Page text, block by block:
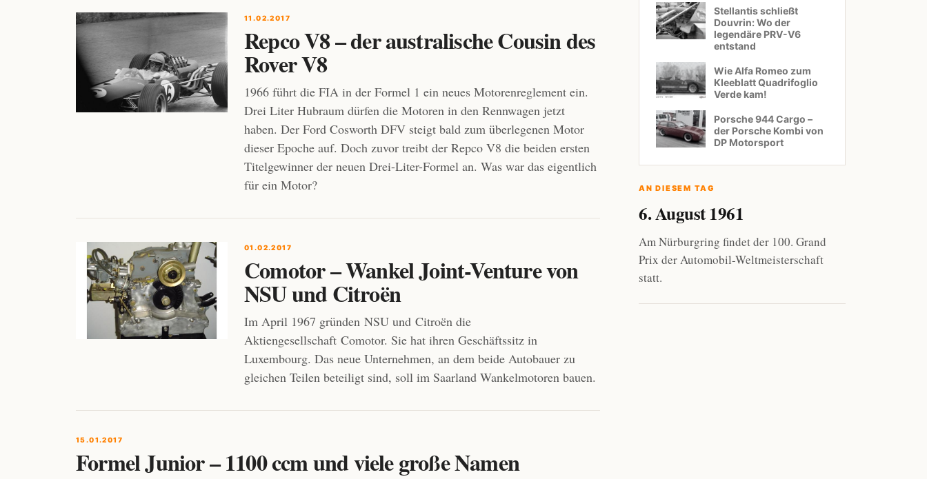
11.02.2017
Repco V8 – der australische Cousin des
Rover V8
1966 führt die FIA in der Formel 1 ein neues Motorenreglement ein.
Drei Liter Hubraum dürfen die Motoren in den Rennwagen jetzt
haben. Der Ford Cosworth DFV steigt bald zum überlegenen Motor
dieser Epoche auf. Doch zuvor treibt der Repco V8 die beiden ersten
Titelgewinner der neuen Drei-Liter-Formel an. Was war das eigentlich
für ein Motor?
01.02.2017
Comotor – Wankel Joint-Venture von
NSU und Citroën
Im April 1967 gründen NSU und Citroën die
Aktiengesellschaft Comotor. Sie hat ihren Geschäftssitz in
Luxembourg. Das neue Unternehmen, an dem beide Autobauer zu
gleichen Teilen beteiligt sind, soll im Saarland Wankelmotoren bauen.
15.01.2017
Formel Junior – 1100 ccm und viele große Namen
Stellantis schließt
Douvrin: Wo der
legendäre PRV-V6
entstand
Wie Alfa Romeo zum
Kleeblatt Quadrifoglio
Verde kam!
Porsche 944 Cargo –
der Porsche Kombi von
DP Motorsport
AN DIESEM TAG
6. August 1961
Am Nürburgring findet der 100. Grand
Prix der Automobil-Weltmeisterschaft
statt.